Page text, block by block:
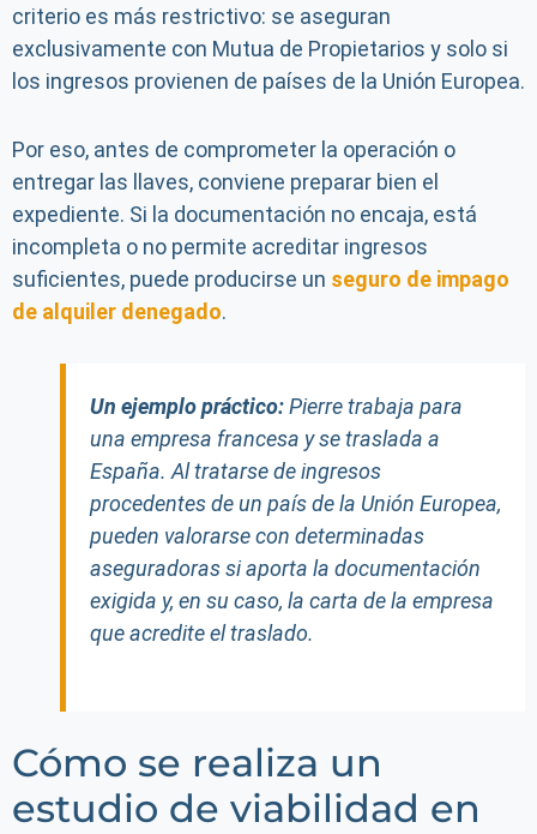
criterio es más restrictivo: se aseguran
exclusivamente con Mutua de Propietarios y solo si
los ingresos provienen de países de la Unión Europea.
Por eso, antes de comprometer la operación o
entregar las llaves, conviene preparar bien el
expediente. Si la documentación no encaja, está
incompleta o no permite acreditar ingresos
suficientes, puede producirse un seguro de impago
de alquiler denegado.
Un ejemplo práctico:Pierre trabaja para
una empresa francesa y se traslada a
España. Al tratarse de ingresos
procedentes de un país de la Unión Europea,
pueden valorarse con determinadas
aseguradoras si aporta la documentación
exigida y, en su caso, la carta de la empresa
que acredite el traslado.
Cómo se realiza un
estudio de viabilidad en